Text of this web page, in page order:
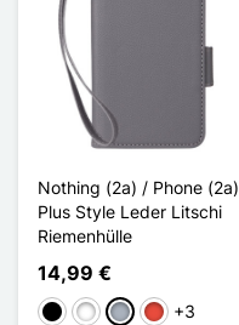
Nothing (2a) / Phone (2a)
Plus Style Leder Litschi
Riemenhülle
14,99 €
Schwarz
WeißGrauRot +3